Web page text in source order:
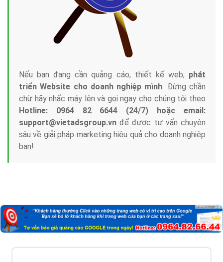
Nếu bạn đang cần quảng cáo, thiết kế web, phát
triển Website cho doanh nghiệp mình. Đừng chần
chừ hãy nhấc máy lên và gọi ngay cho chúng tôi theo
Hotline: 0964 82 6644 (24/7) hoặc email:
support@vietadsgroup.vn để được tư vấn chuyên
sâu về giải pháp marketing hiệu quả cho doanh nghiệp
bạn!